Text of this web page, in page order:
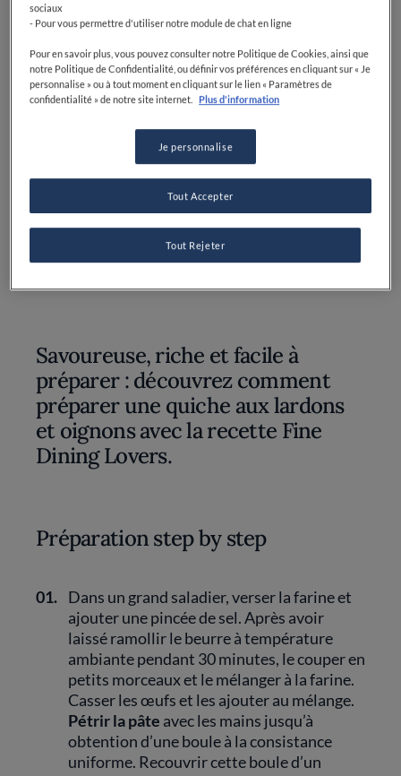
Oignons: 1 kg
Lardons: 100 g
Crème fraîche: 25 cl
Beurre: Une noisette
Noix de muscade: une pincée
Sel: et poivre
Savoureuse, riche et facile à
préparer : découvrez comment
préparer une quiche aux lardons
et oignons avec la recette Fine
Dining Lovers.
Préparation step by step
01. Dans un grand saladier, verser la farine et
ajouter une pincée de sel. Après avoir
laissé ramollir le beurre à température
ambiante pendant 30 minutes, le couper en
petits morceaux et le mélanger à la farine.
Casser les œufs et les ajouter au mélange.
Pétrir la pâte avec les mains jusqu’à
obtention d’une boule à la consistance
uniforme. Recouvrir cette boule d’un
sociaux
- Pour vous permettre d'utiliser notre module de chat en ligne
Pour en savoir plus, vous pouvez consulter notre Politique de Cookies, ainsi que
notre Politique de Confidentialité, ou définir vos préférences en cliquant sur « Je
personnalise » ou à tout moment en cliquant sur le lien « Paramètres de
confidentialité » de notre site internet.
Plus d'information
Je personnalise
Tout Rejeter
Tout Accepter